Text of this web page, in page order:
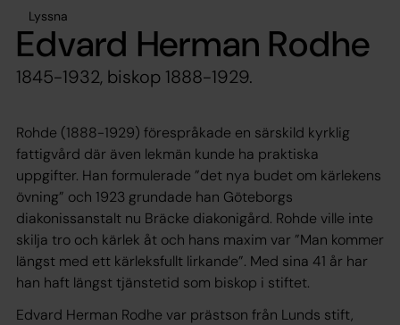
Lyssna
Edvard Herman Rodhe
1845-1932, biskop 1888-1929.
Rohde (1888-1929) förespråkade en särskild kyrklig
fattigvård där även lekmän kunde ha praktiska
uppgifter. Han formulerade ”det nya budet om kärlekens
övning” och 1923 grundade han Göteborgs
diakonissanstalt nu Bräcke diakonigård. Rohde ville inte
skilja tro och kärlek åt och hans maxim var ”Man kommer
längst med ett kärleksfullt lirkande”. Med sina 41 år har
han haft längst tjänstetid som biskop i stiftet.
Edvard Herman Rodhe var prästson från Lunds stift,